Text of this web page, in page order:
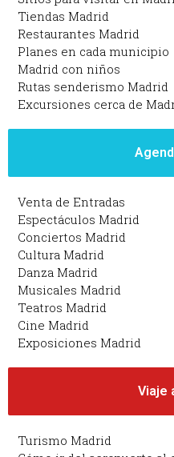
Tiendas Madrid
Restaurantes Madrid
Planes en cada municipio
Madrid con niños
Rutas senderismo Madrid
Excursiones cerca de
Venta de Entradas
Espectáculos Madrid
Conciertos Madrid
Cultura Madrid
Danza Madrid
Musicales Madrid
Teatros Madrid
Cine Madrid
Exposiciones Madrid
Viaje
Turismo Madrid